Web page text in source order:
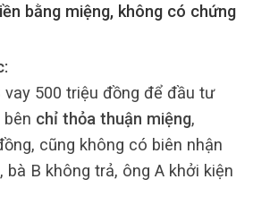
bằng miệng, không có chứng
vay 500 triệu đồng để đầu tư
bên chỉ thỏa thuận miệng,
cũng không có biên nhận
bà B không trả, ông A khởi kiện